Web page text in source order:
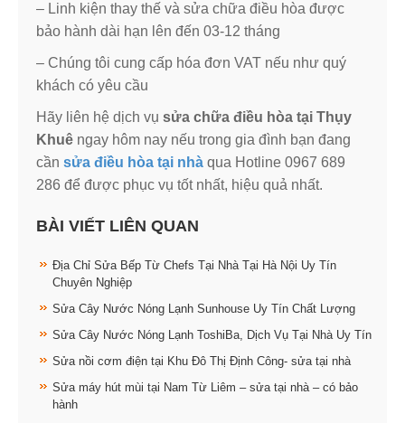
– Linh kiện thay thế và sửa chữa điều hòa được
bảo hành dài hạn lên đến 03-12 tháng
– Chúng tôi cung cấp hóa đơn VAT nếu như quý
khách có yêu cầu
Hãy liên hệ dịch vụ sửa chữa điều hòa tại Thụy
Khuê ngay hôm nay nếu trong gia đình bạn đang
cần sửa điều hòa tại nhà qua Hotline 0967 689
286 để được phục vụ tốt nhất, hiệu quả nhất.
BÀI VIẾT LIÊN QUAN
Địa Chỉ Sửa Bếp Từ Chefs Tại Nhà Tại Hà Nội Uy Tín
Chuyên Nghiệp
Sửa Cây Nước Nóng Lạnh Sunhouse Uy Tín Chất Lượng
Sửa Cây Nước Nóng Lạnh ToshiBa, Dịch Vụ Tại Nhà Uy Tín
Sửa nồi cơm điện tại Khu Đô Thị Định Công- sửa tại nhà
Sửa máy hút mùi tại Nam Từ Liêm – sửa tại nhà – có bảo
hành